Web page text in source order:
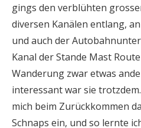
gings den verblühten
diversen Kanälen entlang,
und auch der
Kanal der Stande Mast
Wanderung zwar etwas
interessant war sie
mich beim Zurückkommen
Schnaps ein, und so lernte